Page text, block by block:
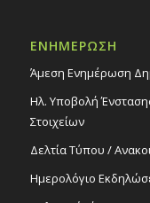
ΕΝΗΜΕΡΩΣΗ
Άμεση Ενημέρωση
Ηλ. Υποβολή
Στοιχείων
Δελτία Τύπου /
Ημερολόγιο